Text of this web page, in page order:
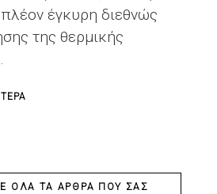
έγκυρη διεθνώς
της θερμικής
ΌΛΑ ΤΑ ΆΡΘΡΑ ΠΟΥ ΣΑΣ